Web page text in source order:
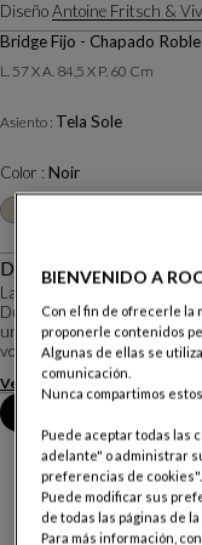
DiseñoAntoine Fritsch &
Bridge Fijo - Chapado
L. 57 X A. 84,5 X P. 60 Cm
Asiento : Tela Sole
Color : Noir
Descripción
La silla y el bridge Tournicoti
Durisotti. La idea, funcional
una comodidad: no es
volverse...
Ver más Descargar la ficha
BIENVENIDO A
Con el fin de ofrecerle la
proponerle contenidos
Algunas de ellas se
comunicación.
Nunca compartimos
Puede aceptar todas las
adelante" o administrar
preferencias de cookies".
Puede modificar sus
de todas las páginas de
Para más información,